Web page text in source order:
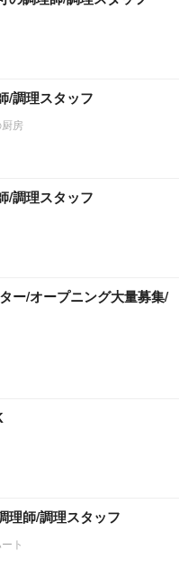
/調理スタッフ
房
/調理スタッフ
ー/オープニング大量募集/
理師/調理スタッフ
ト